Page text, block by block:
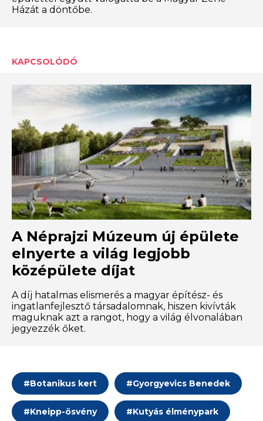
Házát a döntőbe.
KAPCSOLÓDÓ
A Néprajzi Múzeum új épülete
elnyerte a világ legjobb
középülete díjat
A díj hatalmas elismerés a magyar építész- és
ingatlanfejlesztő társadalomnak, hiszen kivívták
maguknak azt a rangot, hogy a világ élvonalában
jegyezzék őket.
#Botanikus kert #Gyorgyevics Benedek
#Kneipp-ösvény #Kutyás élménypark